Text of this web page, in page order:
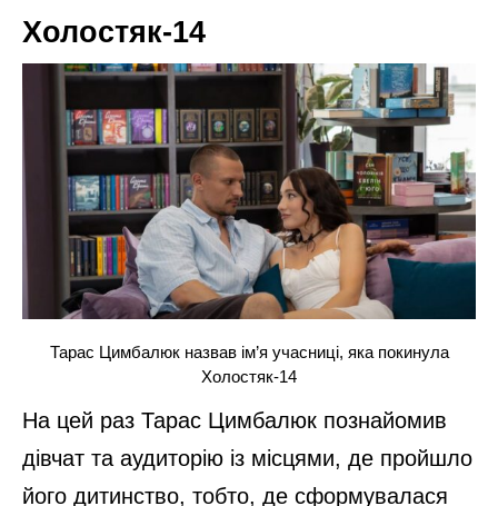
Холостяк-14
Тарас Цимбалюк назвав ім’я учасниці, яка покинула
Холостяк-14
На цей раз Тарас Цимбалюк познайомив
дівчат та аудиторію із місцями, де пройшло
його дитинство, тобто, де сформувалася